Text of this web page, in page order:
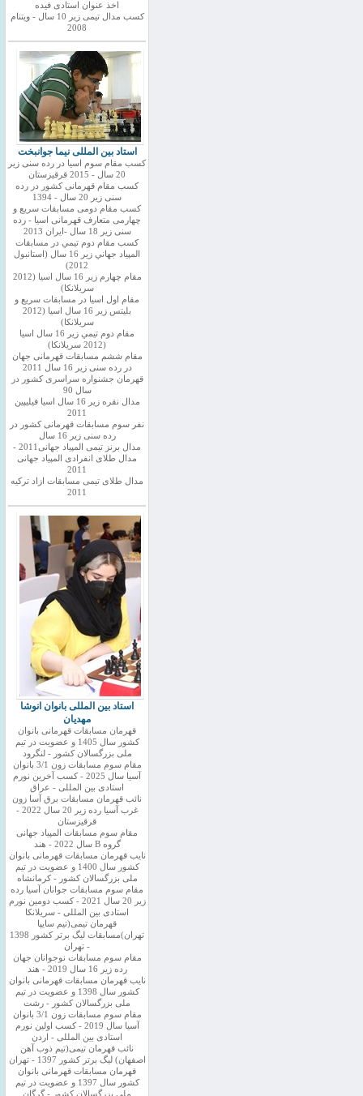
اخذ عنوان استادی فیده
کسب مدال تیمی زیر 10 سال - ویتنام
2008
استاد بین المللی نیما جوانبخت
کسب مقام سوم اسیا در رده سنی زیر
20 سال - 2015 قرقیزستان
کسب مقام قهرمانی کشور در رده
سنی زیر 20 سال - 1394
کسب مقام دومی مسابقات سریع و
چهارمی متعارف قهرمانی اسیا - رده
سنی زیر 18 سال -ایران 2013
كسب مقام دوم تيمي در مسابقات
المپياد جهاني زير 16 سال (استانبول
2012)
مقام چهارم زير 16 سال اسيا (2012
سريلانكا)
مقام اول اسيا در مسابقات سريع و
بليتس زير 16 سال اسيا (2012
سريلانكا)
مقام دوم تيمي زير 16 سال اسيا
(2012 سريلانكا)
مقام ششم مسابقات قهرمانی جهان
در رده سنی زیر 16 سال 2011
قهرمان جشنواره سراسری کشور در
سال 90
مدال نقره زیر 16 سال اسیا فیلیپین
2011
نفر سوم مسابقات قهرمانی کشور در
رده سنی زیر 16 سال
مدال برنز تیمی المپیاد جهانی2011 -
مدال طلای انفرادی المپیاد جهانی
2011
مدال طلای تیمی مسابقات ازاد ترکیه
2011
استاد بین المللی بانوان انوشا
مهدیان
قهرمان مسابقات قهرمانی بانوان
کشور سال 1405 و عضویت در تیم
ملی بزرگسالان کشور - لنگرود
مقام سوم مسابقات زون 3/1 بانوان
آسیا سال 2025 - کسب آخرین نورم
استادی بین المللی - عراق
نائب قهرمان مسابقات برق آسا زون
غرب آسیا رده زیر 20 سال 2022 -
قرقیزستان
مقام سوم مسابقات المپیاد جهانی
گروه B سال 2022 - هند
نایب قهرمان مسابقات قهرمانی بانوان
کشور سال 1400 و عضویت در تیم
ملی بزرگسالان کشور - کرمانشاه
مقام سوم مسابقات جوانان آسیا رده
زیر 20 سال 2021 - کسب دومین نورم
استادی بین المللی - سریلانکا
قهرمان تیمی(تیم سایپا
تهران)مسابقات لیگ برتر کشور 1398
- تهران
مقام سوم مسابقات نوجوانان جهان
رده زیر 16 سال 2019 - هند
نایب قهرمان مسابقات قهرمانی بانوان
کشور سال 1398 و عضویت در تیم
ملی بزرگسالان کشور - رشت
مقام سوم مسابقات زون 3/1 بانوان
آسیا سال 2019 - کسب اولین نورم
استادی بین المللی - اردن
نائب قهرمان تیمی(تیم ذوب آهن
اصفهان) لیگ برتر کشور 1397 - تهران
قهرمان مسابقات قهرمانی بانوان
کشور سال 1397 و عضویت در تیم
ملی بزرگسالان کشور - گرگان